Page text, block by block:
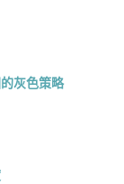
灰色策略